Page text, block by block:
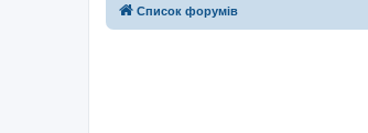
Список форумів